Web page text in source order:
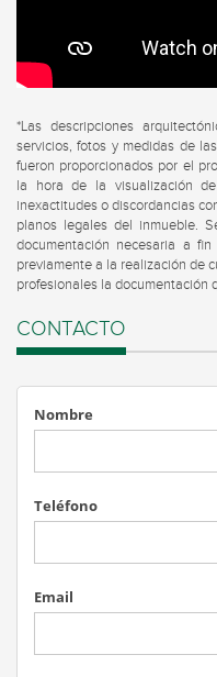
*Las descripciones
servicios, fotos y medidas de
fueron proporcionados por el
la hora de la visualización
inexactitudes o discordancias
planos legales del inmueble.
documentación necesaria a
previamente a la realización de
profesionales la documentación
CONTACTO
Nombre
Teléfono
Email